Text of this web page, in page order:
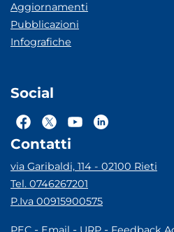
Aggiornamenti
Pubblicazioni
Infografiche
Social
Contatti
via Garibaldi, 114 - 02100 Rieti
Tel. 0746267201
P.Iva 00915900575